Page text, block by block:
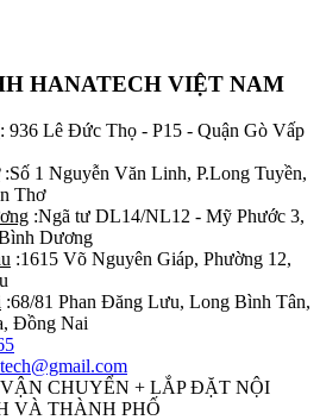
HANATECH VIỆT NAM
: 936 Lê Đức Thọ - P15 - Quận Gò Vấp
:Số 1 Nguyễn Văn Linh, P.Long Tuyền,
Thơ
:Ngã tư DL14/NL12 - Mỹ Phước 3,
Dương
:1615 Võ Nguyên Giáp, Phường 12,
:68/81 Phan Đăng Lưu, Long Bình Tân,
Đồng Nai
CHUYỂN + LẮP ĐẶT NỘI
VÀ THÀNH PHỐ